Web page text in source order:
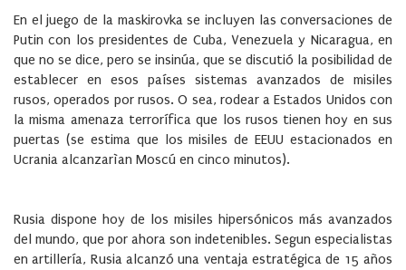
En el juego de la maskirovka se incluyen las conversaciones de
Putin con los presidentes de Cuba, Venezuela y Nicaragua, en
que no se dice, pero se insinúa, que se discutió la posibilidad de
establecer en esos países sistemas avanzados de misiles
rusos, operados por rusos. O sea, rodear a Estados Unidos con
la misma amenaza terrorífica que los rusos tienen hoy en sus
puertas (se estima que los misiles de EEUU estacionados en
Ucrania alcanzarìan Moscú en cinco minutos).
Rusia dispone hoy de los misiles hipersónicos más avanzados
del mundo, que por ahora son indetenibles. Segun especialistas
en artillería, Rusia alcanzó una ventaja estratégica de 15 años